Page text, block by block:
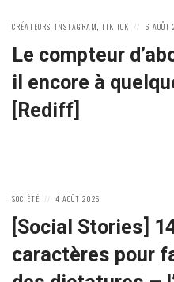
POSTED
CRÉATEURS, INSTAGRAM, TIK TOK
POSTED
6 AOÛT
Le compteur
il encore à
[Rediff]
POSTED
SOCIÉTÉ
POSTED
4 AOÛT 2026
[Social Stories]
caractères pour